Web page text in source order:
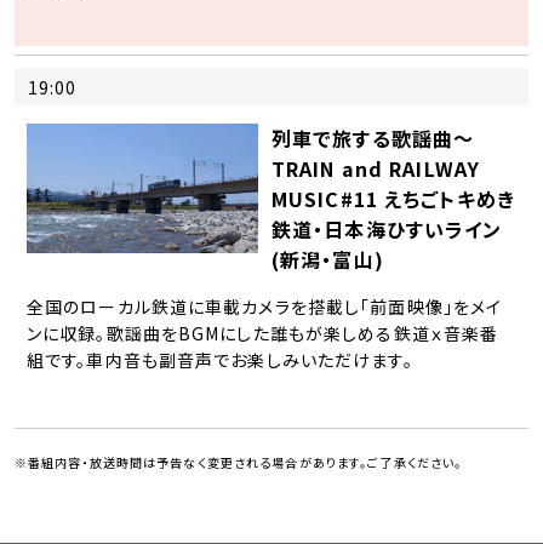
19:00
列車で旅する歌謡曲～
TRAIN and RAILWAY
MUSIC#11 えちごトキめき
鉄道・日本海ひすいライン
(新潟・富山)
全国のローカル鉄道に車載カメラを搭載し「前面映像」をメイ
ンに収録。歌謡曲をBGMにした誰もが楽しめる鉄道ｘ音楽番
組です。車内音も副音声でお楽しみいただけます。
※番組内容・放送時間は予告なく変更される場合があります。ご了承ください。